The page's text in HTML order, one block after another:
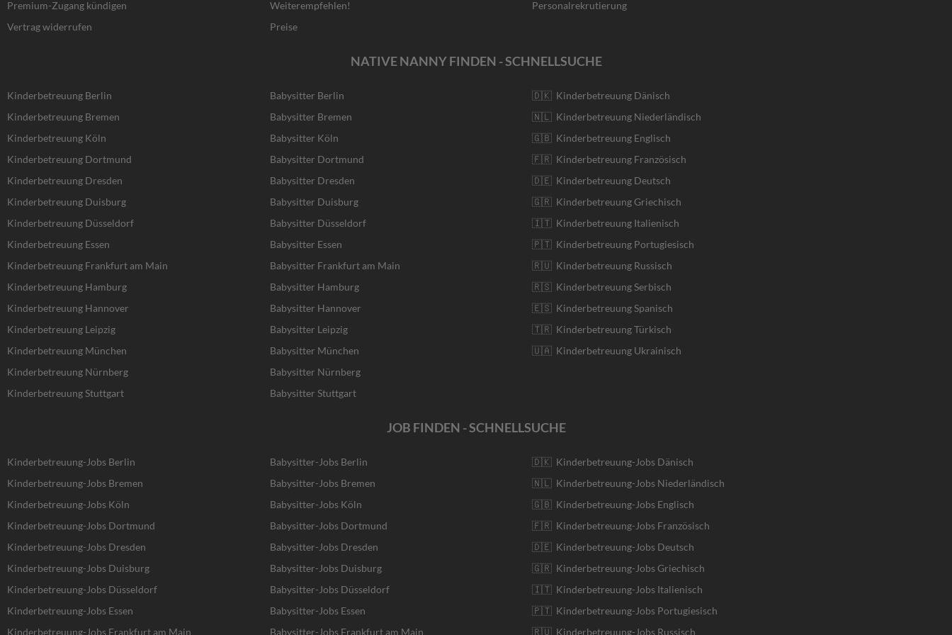
f
Premium-Zugang kündigen
Vertrag widerrufen
Weiterempfehlen!
Preise
Personalrekrutierung
NATIVE NANNY FINDEN - SCHNELLSUCHE
Kinderbetreuung Berlin
Kinderbetreuung Bremen
Kinderbetreuung Köln
Kinderbetreuung Dortmund
Kinderbetreuung Dresden
Kinderbetreuung Duisburg
Kinderbetreuung Düsseldorf
Kinderbetreuung Essen
Kinderbetreuung Frankfurt am Main
Kinderbetreuung Hamburg
Kinderbetreuung Hannover
Kinderbetreuung Leipzig
Kinderbetreuung München
Kinderbetreuung Nürnberg
Kinderbetreuung Stuttgart
Babysitter Berlin
Babysitter Bremen
Babysitter Köln
Babysitter Dortmund
Babysitter Dresden
Babysitter Duisburg
Babysitter Düsseldorf
Babysitter Essen
Babysitter Frankfurt am Main
Babysitter Hamburg
Babysitter Hannover
Babysitter Leipzig
Babysitter München
Babysitter Nürnberg
Babysitter Stuttgart
🇩🇰 Kinderbetreuung Dänisch
🇳🇱 Kinderbetreuung Niederländisch
🇬🇧 Kinderbetreuung Englisch
🇫🇷 Kinderbetreuung Französisch
🇩🇪 Kinderbetreuung Deutsch
🇬🇷 Kinderbetreuung Griechisch
🇮🇹 Kinderbetreuung Italienisch
🇵🇹 Kinderbetreuung Portugiesisch
🇷🇺 Kinderbetreuung Russisch
🇷🇸 Kinderbetreuung Serbisch
🇪🇸 Kinderbetreuung Spanisch
🇹🇷 Kinderbetreuung Türkisch
🇺🇦 Kinderbetreuung Ukrainisch
JOB FINDEN - SCHNELLSUCHE
Kinderbetreuung-Jobs Berlin
Kinderbetreuung-Jobs Bremen
Kinderbetreuung-Jobs Köln
Kinderbetreuung-Jobs Dortmund
Kinderbetreuung-Jobs Dresden
Kinderbetreuung-Jobs Duisburg
Kinderbetreuung-Jobs Düsseldorf
Kinderbetreuung-Jobs Essen
Kinderbetreuung-Jobs Frankfurt am Main
Babysitter-Jobs Berlin
Babysitter-Jobs Bremen
Babysitter-Jobs Köln
Babysitter-Jobs Dortmund
Babysitter-Jobs Dresden
Babysitter-Jobs Duisburg
Babysitter-Jobs Düsseldorf
Babysitter-Jobs Essen
Babysitter-Jobs Frankfurt am Main
🇩🇰 Kinderbetreuung-Jobs Dänisch
🇳🇱 Kinderbetreuung-Jobs Niederländisch
🇬🇧 Kinderbetreuung-Jobs Englisch
🇫🇷 Kinderbetreuung-Jobs Französisch
🇩🇪 Kinderbetreuung-Jobs Deutsch
🇬🇷 Kinderbetreuung-Jobs Griechisch
🇮🇹 Kinderbetreuung-Jobs Italienisch
🇵🇹 Kinderbetreuung-Jobs Portugiesisch
🇷🇺 Kinderbetreuung-Jobs Russisch